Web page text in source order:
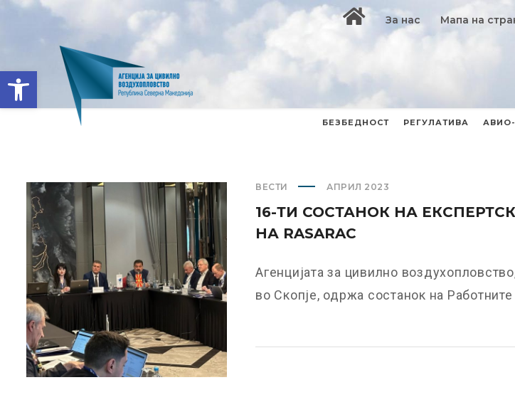
Open toolbar
За нас Мапа на
БЕЗБЕДНОСТ РЕГУЛАТИВА
ВЕСТИ АПРИЛ 2023
16-ТИ СОСТАНОК НА
НА RASARAC
Агенцијата за цивилно
во Скопје, одржа состанок на Работните